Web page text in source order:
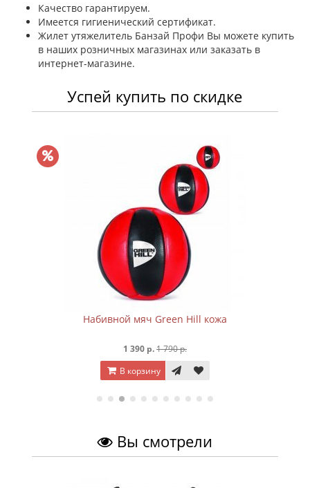
Качество гарантируем.
Имеется гигиенический сертификат.
Жилет утяжелитель Банзай Профи Вы можете купить
в наших розничных магазинах или заказать в
интернет-магазине.
Успей купить по скидке
Набивной мяч Green Hill кожа
1 390 р.1 790 р.
В корзину
Вы смотрели